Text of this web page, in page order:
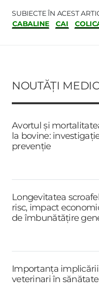
SUBIECTE ÎN ACEST
CABALINE
CAI
NOUTĂȚI
Avortul și
la bovine:
prevenție
Longevitatea
risc, impact
de îmbunătățire
Importanța
veterinari în